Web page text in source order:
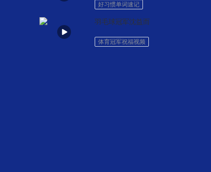
好习惯单词速记
羽毛球冠军沈益而
体育冠军祝福视频